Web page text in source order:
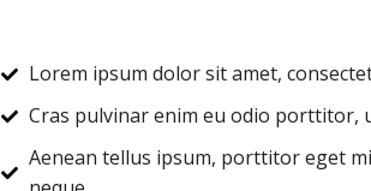
Lorem ipsum dolor sit amet,
Cras pulvinar enim eu odio porttitor,
Aenean tellus ipsum, porttitor eget